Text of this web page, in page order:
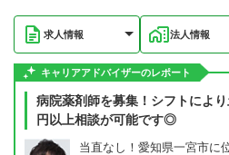
求人情報 法人情報
キャリアアドバイザーのレポート
病院薬剤師を募集！シフトによ
円以上相談が可能です◎
当直なし！愛知県一宮市に